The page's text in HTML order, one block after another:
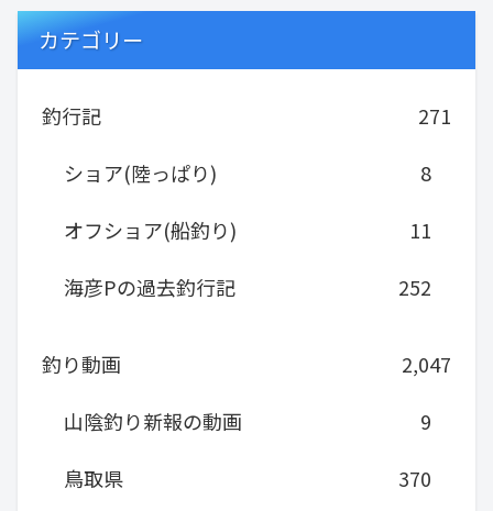
カテゴリー
釣行記
271
ショア(陸っぱり)
8
オフショア(船釣り)
11
海彦Pの過去釣行記
252
釣り動画
2,047
山陰釣り新報の動画
9
鳥取県
370